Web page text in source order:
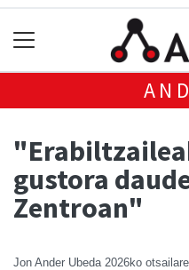
gustora
Zentroan"
Jon Ander Ubeda 2026ko